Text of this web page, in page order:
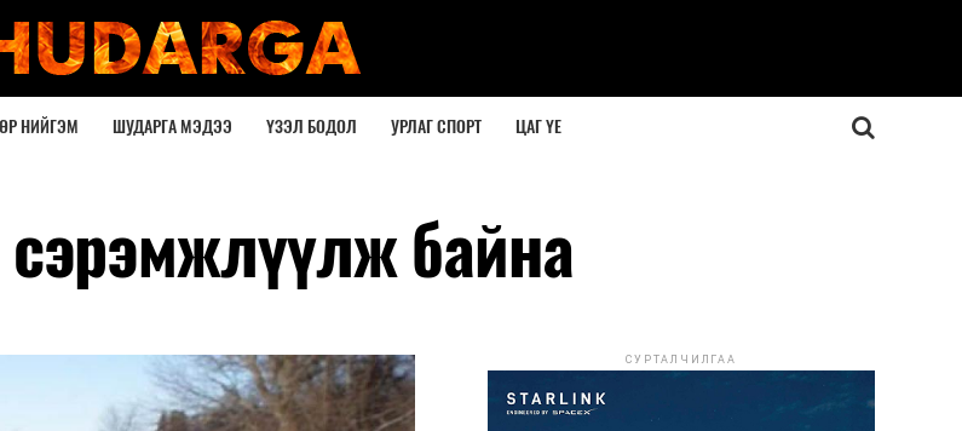
НИЙГЭМ ШУДАРГА МЭДЭЭ ҮЗЭЛ БОДОЛ УРЛАГ СПОРТ ЦАГ ҮЕ
байна
СУРТАЛЧИЛГАА